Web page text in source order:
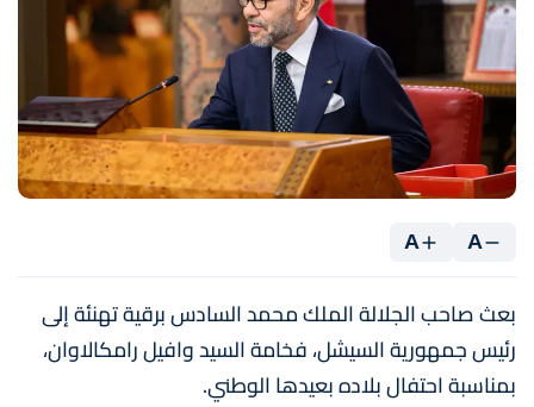
A
A
بعث صاحب الجلالة الملك محمد السادس برقية تهنئة إلى
رئيس جمهورية السيشل، فخامة السيد وافيل رامكالاوان،
بمناسبة احتفال بلاده بعيدها الوطني.